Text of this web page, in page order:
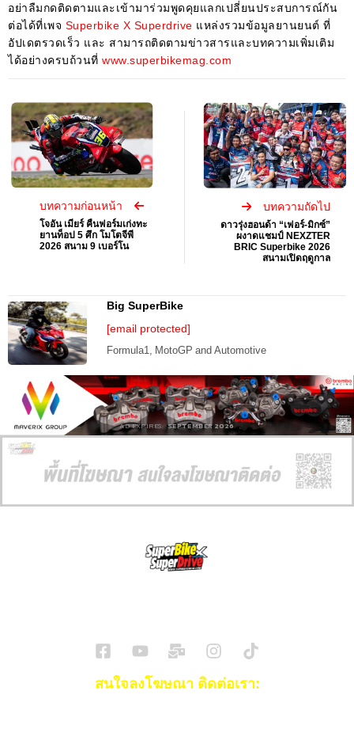
อย่าลืมกดติดตามและเข้ามาร่วมพูดคุยแลกเปลี่ยนประสบการณ์กัน
ต่อได้ที่เพจ Superbike X Superdrive แหล่งรวมข้อมูลยานยนต์ ที่
อัปเดตรวดเร็ว และ สามารถติดตามข่าวสารและบทความเพิ่มเติม
ได้อย่างครบถ้วนที่ www.superbikemag.com
บทความก่อนหน้า
โจอัน เมียร์ คืนฟอร์มเก่งทะ
ยานท็อป 5 ศึก โมโตจีพี
2026 สนาม 9 เบอร์โน
บทความถัดไป
ดาวรุ่งฮอนด้า “เฟอร์-มิกซ์”
ผงาดแชมป์ NEXZTER
BRIC Superbike 2026
สนามเปิดฤดูกาล
Big SuperBike
[email protected]
Formula1, MotoGP and Automotive
AD EXPIRES: SEPTEMBER 2026
สนใจลงโฆษณา ติดต่อเรา: